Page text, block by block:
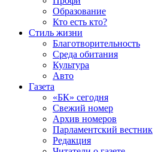
Образование
Кто есть кто?
Стиль жизни
Благотворительность
Среда обитания
Культура
Авто
Газета
«БК» сегодня
Свежий номер
Архив номеров
Парламентский вестник
Редакция